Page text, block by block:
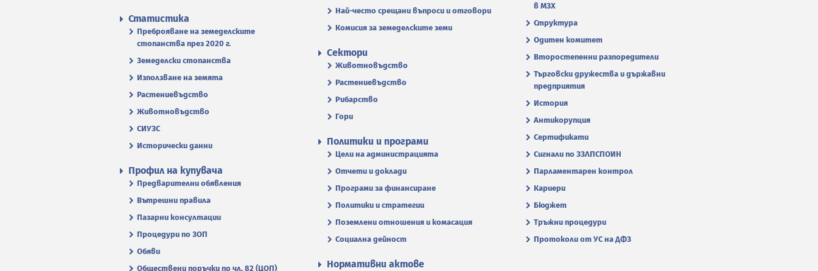
Най-често срещани въпроси и отговори
Комисия за земеделските земи
в МЗХ
Структура
Одитен комитет
Второстепенни разпоредители
Търговски дружества и държавни
предприятия
История
Антикорупция
Сертификати
Сигнали по ЗЗЛПСПОИН
Парламентарен контрол
Кариери
Бюджет
Тръжни процедури
Протоколи от УС на ДФЗ
Статистика
Преброяване на земеделските
стопанства през 2020 г.
Земеделски стопанства
Използване на земята
Растениевъдство
Животновъдство
СИУЗС
Исторически данни
Сектори
Животновъдство
Растениевъдство
Рибарство
Гори
Политики и програми
Цели на администрацията
Отчети и доклади
Програми за финансиране
Политики и стратегии
Поземлени отношения и комасация
Социална дейност
Профил на купувача
Предварителни обявления
Вътрешни правила
Пазарни консултации
Процедури по ЗОП
Обяви
Обществени поръчки по чл. 82 (ЦОП)
Нормативни актове